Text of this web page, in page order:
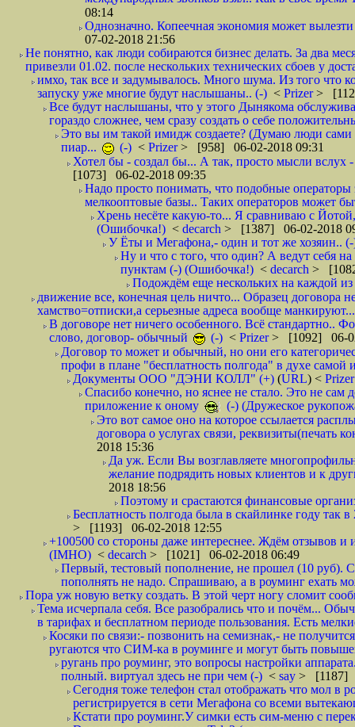
08:14
Однозначно. Копеечная экономия может
07-02-2018 21:56
Не понятно, как люди собираются бизнес делать. За два
привезли 01.02. после нескольких технических сбоев у
имхо, так все и задумывалось. Много шума. Из того что
запуску уже многие будут наслышаны.. (-) < Prizer>
Все будут наслышаны, что у этого Дынякома
гораздо сложнее, чем сразу создать о себе
Это вы им такой имидж создаете? (Думаю люди сами
пиар...
(-) < Prizer> [958] 06-02-2018 09:31
Хотел бы - создал бы... А так, просто мысли вслух
[1073] 06-02-2018 09:35
Надо просто понимать, что подобные
мелкооптовые базы.. Таких операторов может
Хрень несёте какую-то... Я сравниваю с
(Ошибочка!) < decarch > [1387] 06-02-2018
У Ёты и Мегафона,- один и тот же хозяин..
Ну и что с того, что один? А ведут себя
пунктам (-) (Ошибочка!) < decarch >
Подождём еще нескольких на каждой из
движение все, конечная цель ничто... Образец договора
хамство=отписки,а серьезные адреса вообще
В договоре нет ничего особенного. Всё стандартно..
слово, договор- обычный
(-) < Prizer> [1092] 06-
Договор то может и обычный, но они его
профи в плане "бесплатность полгода" в духе
Документы ООО "ДЭНИ КОЛЛ" (+) (URL) <
Спасибо конечно, но яснее не стало. Это не сам
приложение к оному
(-) (Дружеское
Это вот самое оно на которое ссылается
договора о услугах связи, реквизиты(печать
2018 15:36
Да уж. Если Вы возглавляете
желание подрядить новых клиентов и к
2018 18:56
Поэтому и срастаются финансовые
Бесплатность полгода была в скайлинке году
> [1193] 06-02-2018 12:55
+100500 со стороны даже интереснее. Ждём отзывов и
(IMHO) < decarch > [1021] 06-02-2018 06:49
Первый, тестовый пополнение, не прошел (10 руб).
пополнять не надо. Спрашиваю, а в роуминг ехать
Пора уж новую ветку создать. В этой черт ногу сломит
Тема исчерпала себя. Все разобрались что и почём...
в тарифах и бесплатном периоде пользования. Есть
Косяки по связи:- позвонить на семизнак,- не
ругаются что СИМ-ка в роуминге и могут быть
ругань про роуминг, это вопросы настройки
полный. виртуал здесь не при чем (-) < say > [1187]
Сегодня тоже телефон стал отображать что мол в
регистрируется в сети Мегафона со всеми
Кстати про роуминг.У симки есть сим-меню с